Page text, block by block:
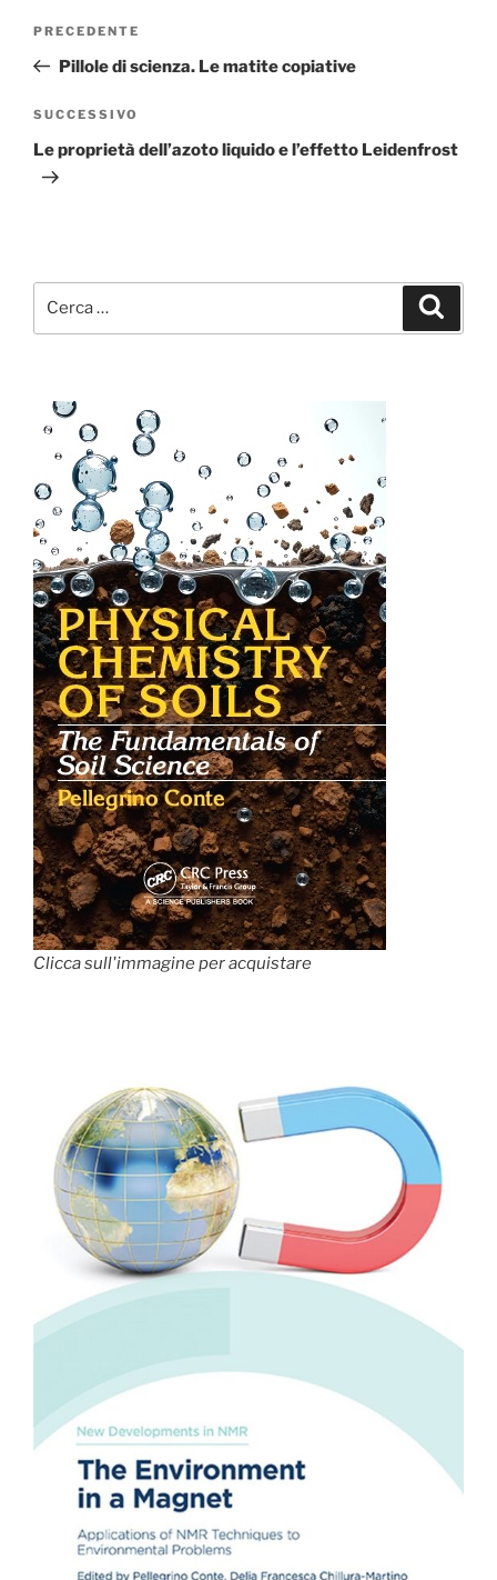
Articolo
precedente:
PRECEDENTE
Pillole di scienza. Le matite copiative
Articolo
successivo
SUCCESSIVO
Le proprietà dell’azoto liquido e l’effetto Leidenfrost
Clicca sull'immagine per acquistare